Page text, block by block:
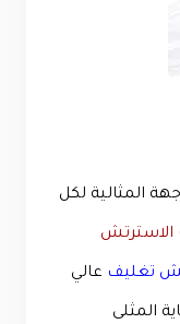
المثالية لكل
الاسترتش
تغليف عالي
المثلى